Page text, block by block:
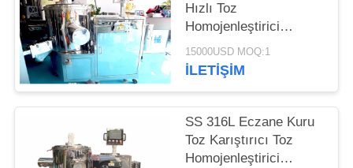
PRIVACY
POLICY
Hızlı Toz
Homojenleştirici
Kozmetik Toz
Karıştırma Makinesi
15000USD MOQ:1
İLETIŞIM
SS 316L Eczane Kuru
Toz Karıştırıcı Toz
Homojenleştirici